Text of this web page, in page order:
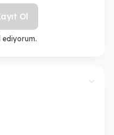
Ol
ediyorum.